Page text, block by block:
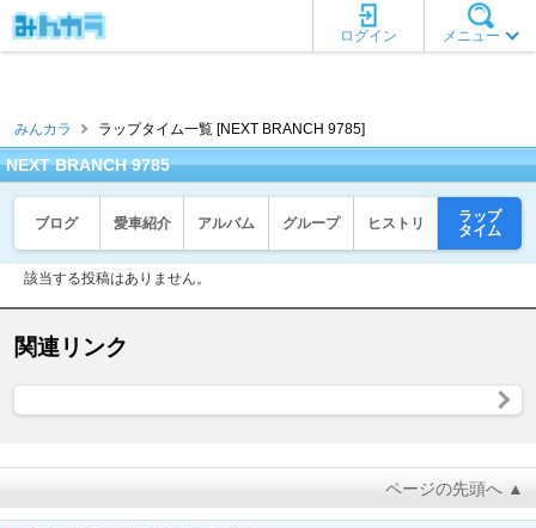
メニュー
ログイン
みんカラ ラップタイム一覧 [NEXT BRANCH 9785]
NEXT BRANCH 9785
ブログ 愛車紹介 アルバム グループ ヒストリ
ラップ
タイム
該当する投稿はありません。
関連リンク
ページの先頭へ ▲